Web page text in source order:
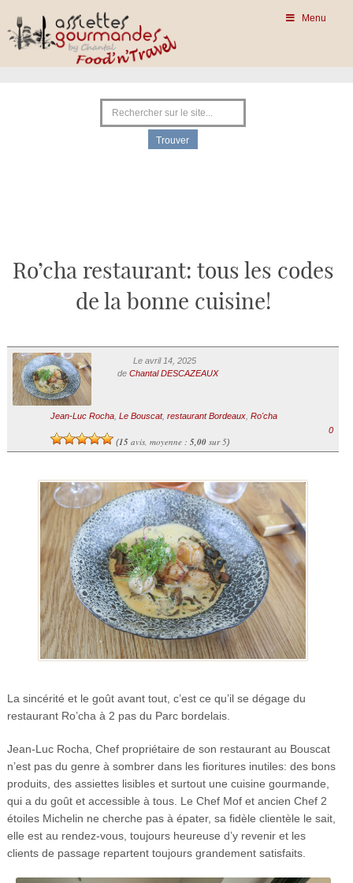
Menu
Ro’cha restaurant: tous les codes
de la bonne cuisine!
Le avril 14, 2025
de Chantal DESCAZEAUX
Jean-Luc Rocha, Le Bouscat, restaurant Bordeaux, Ro'cha
(15avis, moyenne : 5,00sur 5)
0
La sincérité et le goût avant tout, c’est ce qu’il se dégage du
restaurant Ro’cha à 2 pas du Parc bordelais.
Jean-Luc Rocha, Chef propriétaire de son restaurant au Bouscat
n’est pas du genre à sombrer dans les fioritures inutiles: des bons
produits, des assiettes lisibles et surtout une cuisine gourmande,
qui a du goût et accessible à tous. Le Chef Mof et ancien Chef 2
étoiles Michelin ne cherche pas à épater, sa fidèle clientèle le sait,
elle est au rendez-vous, toujours heureuse d’y revenir et les
clients de passage repartent toujours grandement satisfaits.